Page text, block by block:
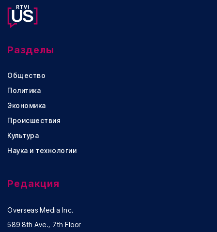
Разделы
Общество
Политика
Экономика
Происшествия
Культура
Наука и технологии
Редакция
Overseas Media Inc.
589 8th Ave., 7th Floor